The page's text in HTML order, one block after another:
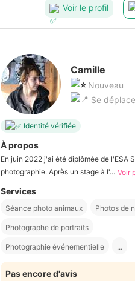
Voir le profil
Camille
Nouveau
Se
Identité vérifiée
À propos
En juin 2022 j'ai été diplômée de l'ESA
photographie. Après un stage à l'... Voir
Services
Séance photo animaux Photos de
Photographe de portraits
Photographie événementielle ...
Pas encore d'avis